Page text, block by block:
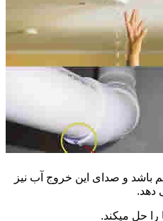
باشد و صدای این خروج آب نیز
دهد.
حل میکند.